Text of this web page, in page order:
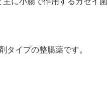
イプの整腸薬です。